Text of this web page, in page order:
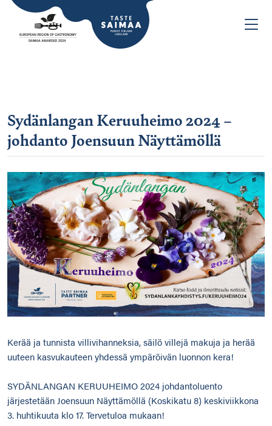
Sydänlangan Keruuheimo 2024 –
johdanto Joensuun Näyttämöllä
Kerää ja tunnista villivihanneksia, säilö villejä makuja ja herää
uuteen kasvukauteen yhdessä ympäröivän luonnon kera!
SYDÄNLANGAN KERUUHEIMO 2024 johdantoluento
järjestetään Joensuun Näyttämöllä (Koskikatu 8) keskiviikkona
3. huhtikuuta klo 17. Tervetuloa mukaan!